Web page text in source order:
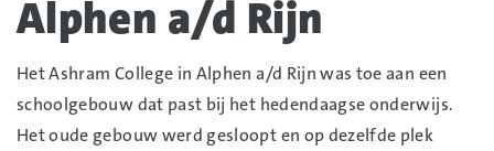
Alphen a/d Rijn
Het Ashram College in Alphen a/d Rijn was toe aan een
schoolgebouw dat past bij het hedendaagse onderwijs.
Het oude gebouw werd gesloopt en op dezelfde plek